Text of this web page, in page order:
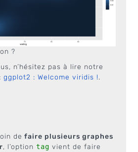
?
n’hésitez pas à lire notre
ggplot2 : Welcome viridis !.
de faire plusieurs graphes
, l’option tag vient de faire